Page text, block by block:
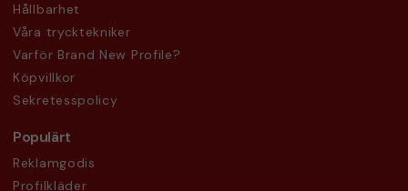
Hållbarhet
Våra trycktekniker
Varför Brand New Profile?
Köpvillkor
Sekretesspolicy
Populärt
Reklamgodis
Profilkläder